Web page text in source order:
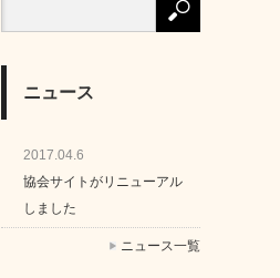
ニュース
2017.04.6
協会サイトがリニューアル
しました
ニュース一覧